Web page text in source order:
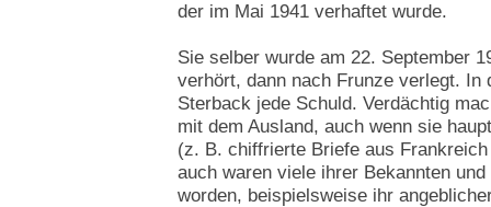
der im Mai 1941 verhaftet wurde.
Sie selber wurde am 22. September
verhört, dann nach Frunze verlegt. In
Sterback jede Schuld. Verdächtig
mit dem Ausland, auch wenn sie
(z. B. chiffrierte Briefe aus
auch waren viele ihrer Bekannten
worden, beispielsweise ihr